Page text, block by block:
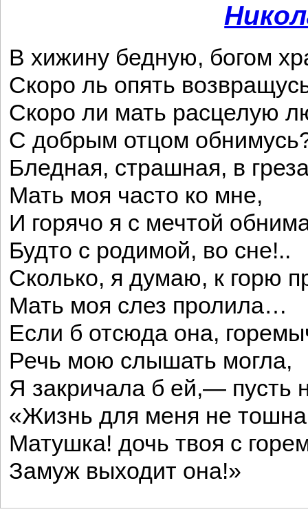
В хижину бедную, богом
Скоро ль опять
Скоро ли мать расцелую
С добрым отцом
Бледная, страшная, в
Мать моя часто ко мне,
И горячо я с мечтой
Будто с родимой, во сне!..
Сколько, я думаю, к горю
Мать моя слез пролила…
Если б отсюда она,
Речь мою слышать могла,
Я закричала б ей,— пусть
«Жизнь для меня не
Матушка! дочь твоя с
Замуж выходит она!»